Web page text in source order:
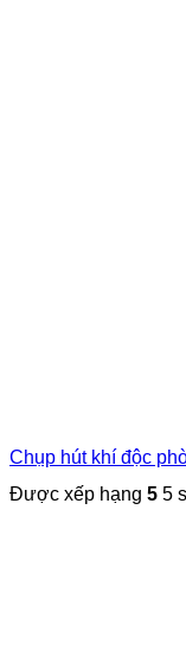
Chụp hút khí độc
Được xếp hạng 5 5